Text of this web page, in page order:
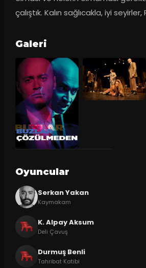
çalıştık. Kalın sağlıcakla, iyi
Galeri
Oyuncular
Serkan Yakan
Kaymakam
K. Alpay Aksum
Deli Çavuş
Durmuş Benli
Tahribat Katibi